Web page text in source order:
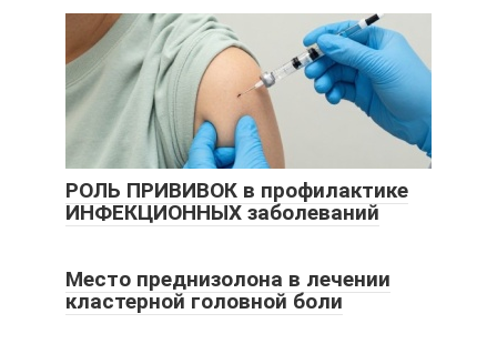
РОЛЬ ПРИВИВОК в профилактике
ИНФЕКЦИОННЫХ заболеваний
Место преднизолона в лечении
кластерной головной боли